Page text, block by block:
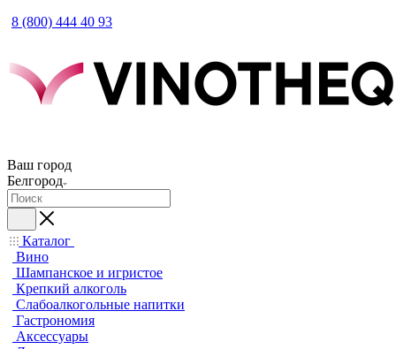
8 (800) 444 40 93
Ваш город
Белгород
Каталог
Вино
Шампанское и игристое
Крепкий алкоголь
Слабоалкогольные напитки
Гастрономия
Аксессуары